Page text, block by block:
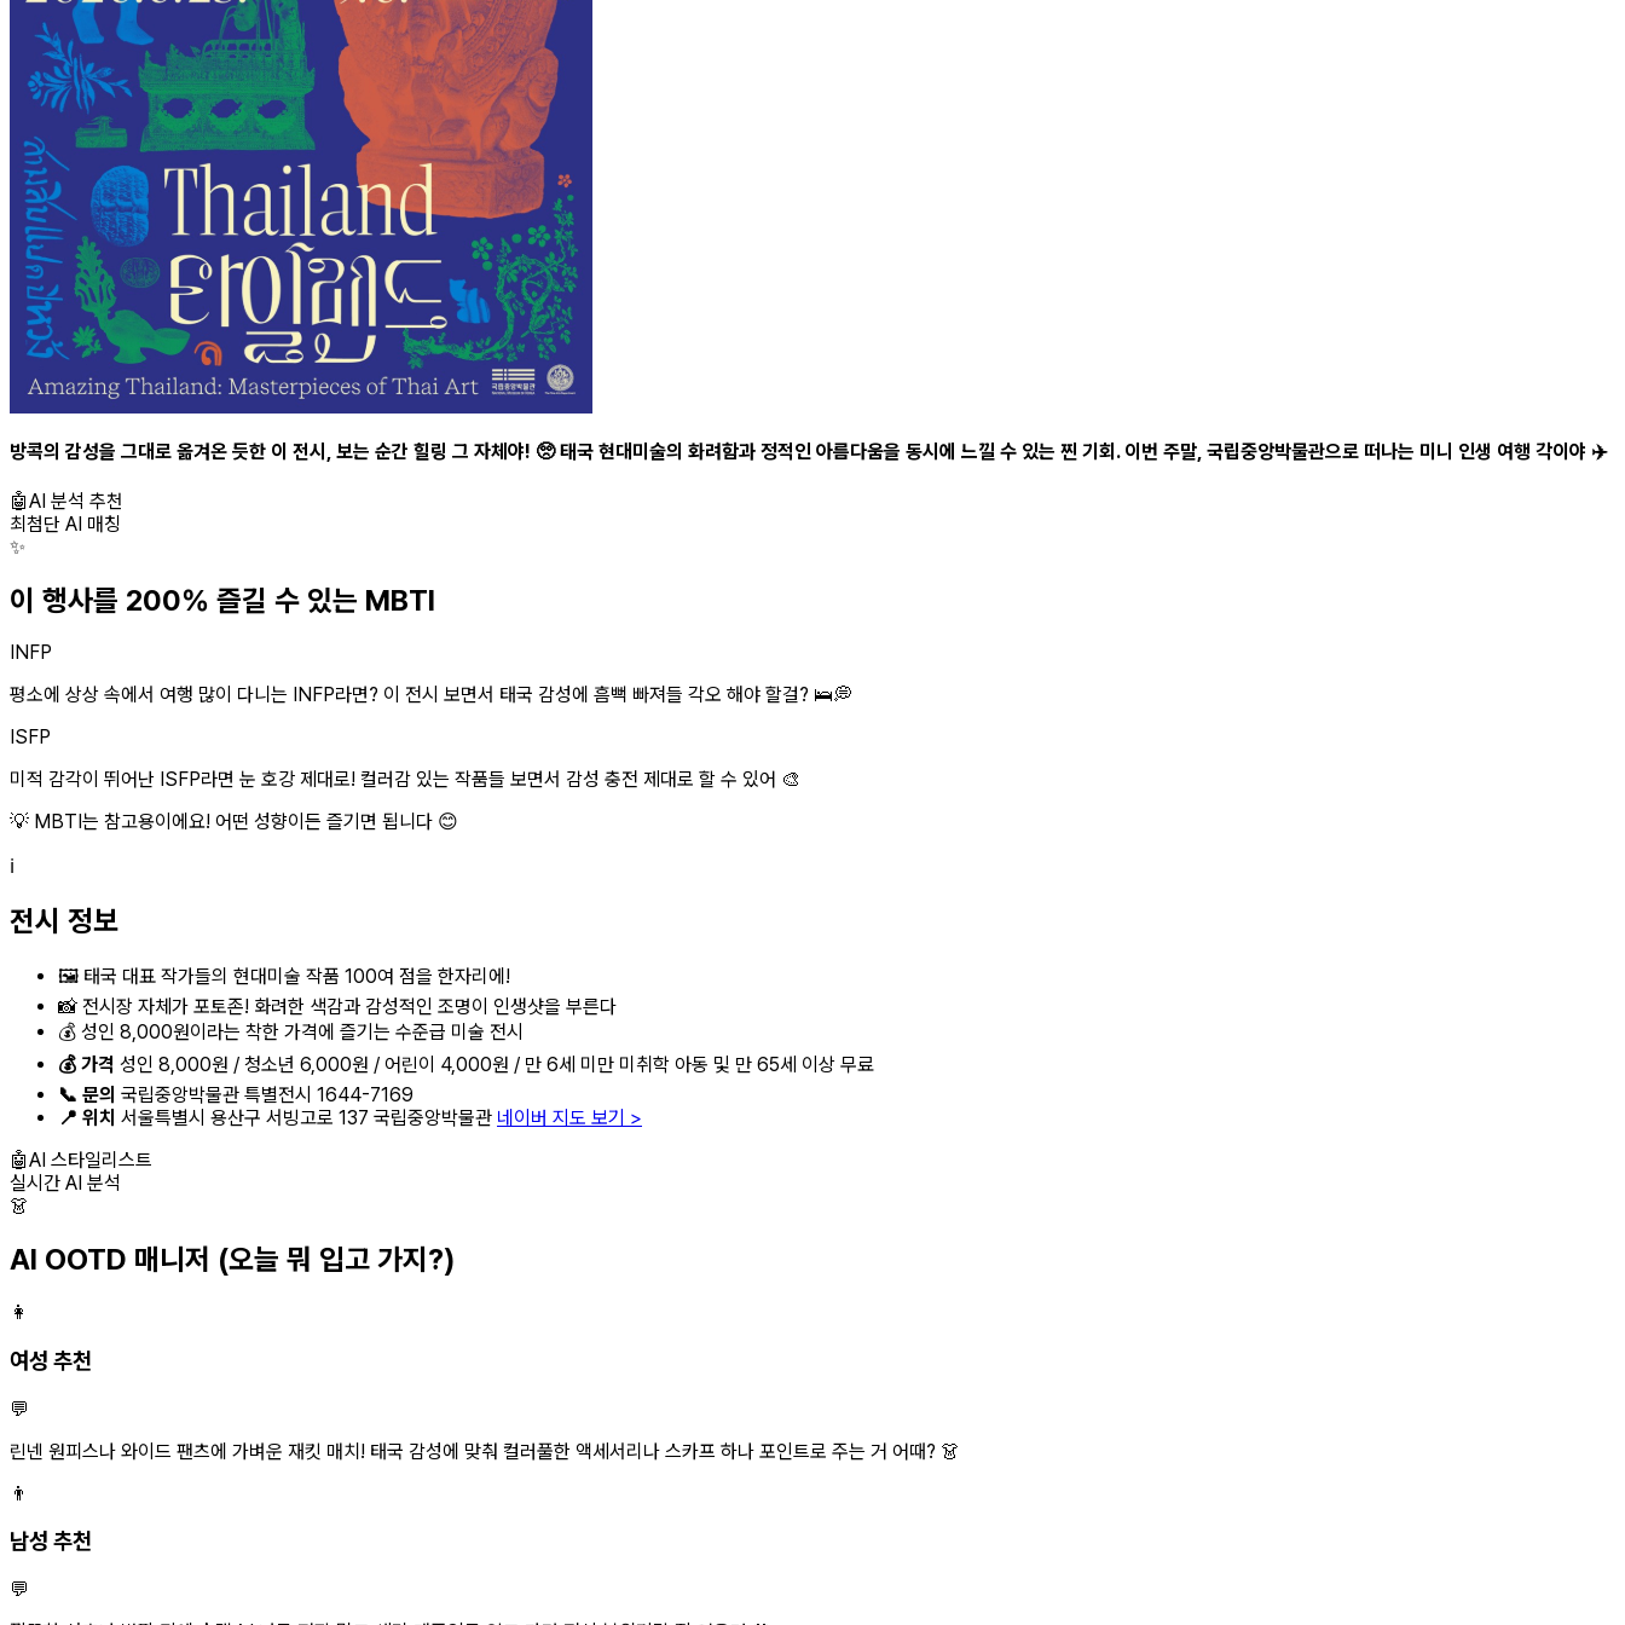
방콕의 감성을 그대로 옮겨온 듯한 이 전시, 보는 순간 힐링 그 자체야! 🥺 태국 현대미술의 화려함과 정적인 아름다움을 동시에 느낄 수 있는 찐 기회. 이번 주말, 국립중앙박물관으로 떠나는 미니 인생 여행 각이야 ✈️
🤖AI 분석 추천
최첨단 AI 매칭
✨
이 행사를 200% 즐길 수 있는 MBTI
INFP
평소에 상상 속에서 여행 많이 다니는 INFP라면? 이 전시 보면서 태국 감성에 흠뻑 빠져들 각오 해야 할걸? 🛌💭
ISFP
미적 감각이 뛰어난 ISFP라면 눈 호강 제대로! 컬러감 있는 작품들 보면서 감성 충전 제대로 할 수 있어 🎨
💡 MBTI는 참고용이에요! 어떤 성향이든 즐기면 됩니다 😊
ℹ️
전시 정보
🖼️ 태국 대표 작가들의 현대미술 작품 100여 점을 한자리에!
📸 전시장 자체가 포토존! 화려한 색감과 감성적인 조명이 인생샷을 부른다
💰 성인 8,000원이라는 착한 가격에 즐기는 수준급 미술 전시
💰 가격 성인 8,000원 / 청소년 6,000원 / 어린이 4,000원 / 만 6세 미만 미취학 아동 및 만 65세 이상 무료
📞 문의 국립중앙박물관 특별전시 1644-7169
📍 위치 서울특별시 용산구 서빙고로 137 국립중앙박물관 네이버 지도 보기 >
🤖AI 스타일리스트
실시간 AI 분석
👗
AI OOTD 매니저 (오늘 뭐 입고 가지?)
👩
여성 추천
💬
린넨 원피스나 와이드 팬츠에 가벼운 재킷 매치! 태국 감성에 맞춰 컬러풀한 액세서리나 스카프 하나 포인트로 주는 거 어때? 👗
👨
남성 추천
💬